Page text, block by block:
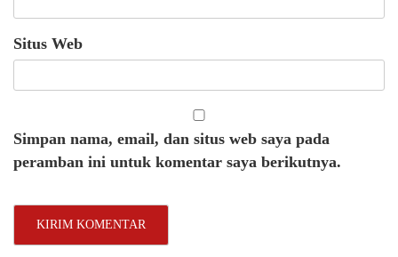
Situs Web
Simpan nama, email, dan situs web saya pada
peramban ini untuk komentar saya berikutnya.